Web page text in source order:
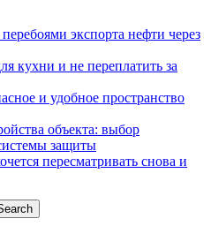
экспорта нефти через
кухни и не переплатить за
и удобное пространство
объекта: выбор
защиты
пересматривать снова и